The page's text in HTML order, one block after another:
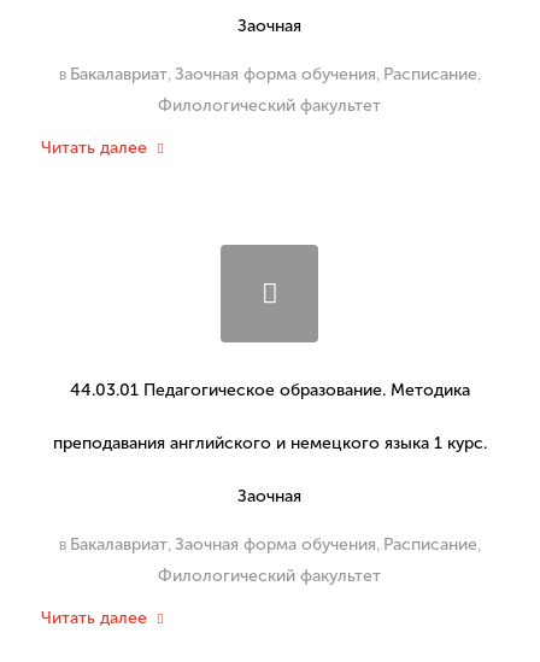
Заочная
в Бакалавриат, Заочная форма обучения, Расписание,
Филологический факультет
Читать далее
44.03.01 Педагогическое образование. Методика
преподавания английского и немецкого языка 1 курс.
Заочная
в Бакалавриат, Заочная форма обучения, Расписание,
Филологический факультет
Читать далее